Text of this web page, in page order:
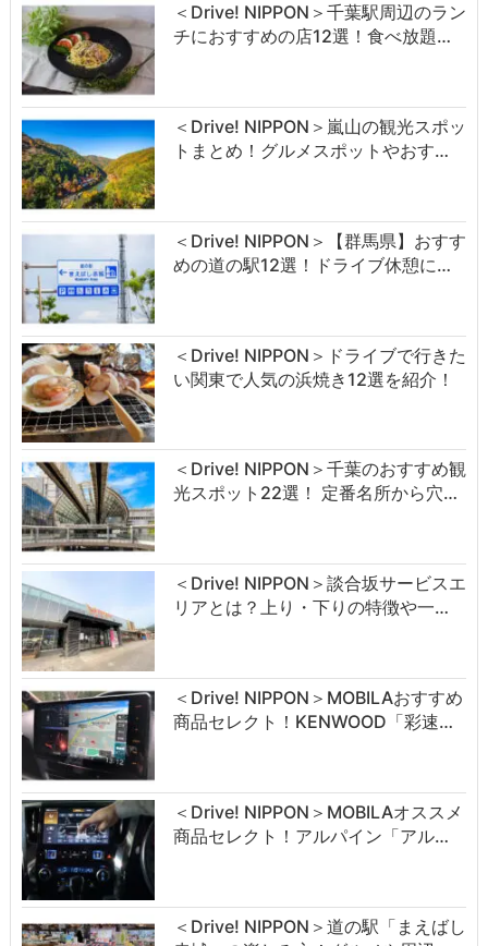
＜Drive! NIPPON＞千葉駅周辺のラン
チにおすすめの店12選！食べ放題…
＜Drive! NIPPON＞嵐山の観光スポッ
トまとめ！グルメスポットやおす…
＜Drive! NIPPON＞【群馬県】おすす
めの道の駅12選！ドライブ休憩に…
＜Drive! NIPPON＞ドライブで行きた
い関東で人気の浜焼き12選を紹介！
＜Drive! NIPPON＞千葉のおすすめ観
光スポット22選！ 定番名所から穴…
＜Drive! NIPPON＞談合坂サービスエ
リアとは？上り・下りの特徴や一…
＜Drive! NIPPON＞MOBILAおすすめ
商品セレクト！KENWOOD「彩速…
＜Drive! NIPPON＞MOBILAオススメ
商品セレクト！アルパイン「アル…
＜Drive! NIPPON＞道の駅「まえばし